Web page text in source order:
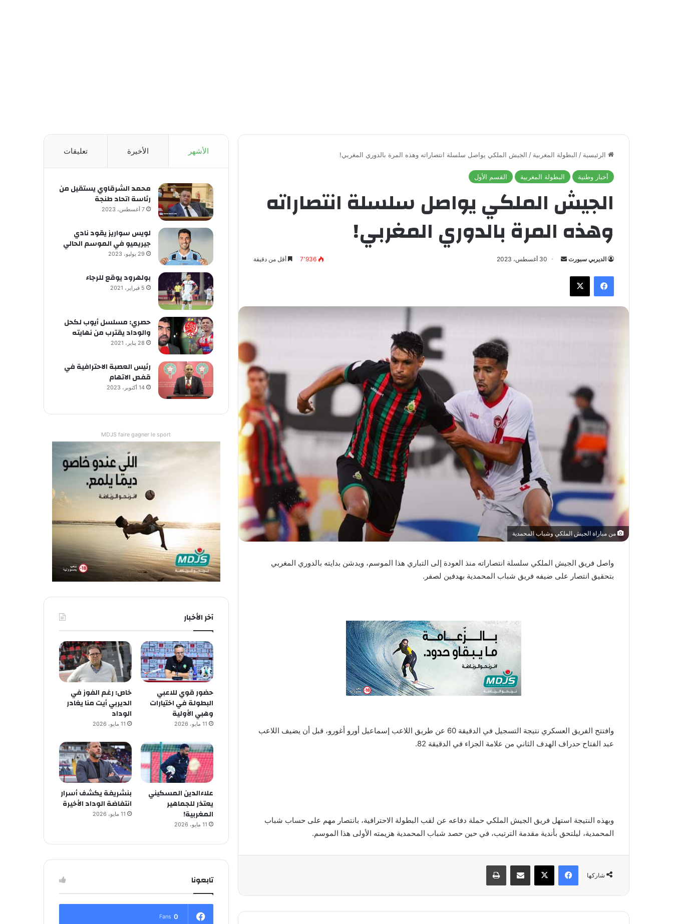
الرئيسية / البطولة المغربية / الجيش الملكي يواصل سلسلة انتصاراته وهذه المرة بالدوري المغربي!
أخبار وطنية البطولة المغربية القسم الأول
الجيش الملكي يواصل سلسلة انتصاراته
وهذه المرة بالدوري المغربي!
الديربي سبورت
ب
30 أغسطس، 2023 7٬936 أقل من دقيقة
فيسبوك
من مباراة الجيش الملكي وشباب المحمدية
واصل فريق الجيش الملكي سلسلة انتصاراته منذ العودة إلى التباري هذا الموسم، ويدشن بدايته بالدوري المغربي
بتحقيق انتصار على ضيفه فريق شباب المحمدية بهدفين لصفر.
وافتتح الفريق العسكري نتيجة التسجيل في الدقيقة 60 عن طريق اللاعب إسماعيل أورو أغورو، قبل أن يضيف اللاعب
عبد الفتاح حدراف الهدف الثاني من علامة الجزاء في الدقيقة 82.
وبهذه النتيجة استهل فريق الجيش الملكي حملة دفاعه عن لقب البطولة الاحترافية، بانتصار مهم على حساب شباب
المحمدية، ليلتحق بأندية مقدمة الترتيب، في حين حصد شباب المحمدية هزيمته الأولى هذا الموسم.
شاركها
فيسبوك
الأشهر الأخيرة تعليقات
محمد الشرقاوي يستقيل من
رئاسة اتحاد طنجة
7 أغسطس، 2023
لويس سواريز يقود نادي
جيريميو في الموسم الحالي
29 يوليو، 2023
بولهرود يوقع للرجاء
5 فبراير، 2021
حصري: مسلسل أيوب لكحل
والوداد يقترب من نهايته
28 يناير، 2021
رئيس العصبة الاحترافية في
قفص الاتهام
14 أكتوبر، 2023
MDJS faire gagner le sport
آخر الأخبار
حضور قوي للاعبي
البطولة في اختيارات
وهبي الأولية
11 مايو، 2026
خاص: رغم الفوز في
الديربي أيت منا يغادر
الوداد
11 مايو، 2026
علاءالدين المسكيني
يعتذر للجماهير
المغربية!
11 مايو، 2026
بنشريفة يكشف أسرار
انتفاضة الوداد الأخيرة
11 مايو، 2026
تابعونا
0
Fans